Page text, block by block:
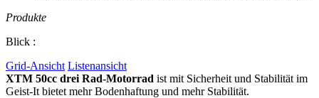
Produkte
Blick :
Grid-Ansicht Listenansicht
XTM 50cc drei Rad-Motorrad ist mit Sicherheit und Stabilität im
Geist-It bietet mehr Bodenhaftung und mehr Stabilität.